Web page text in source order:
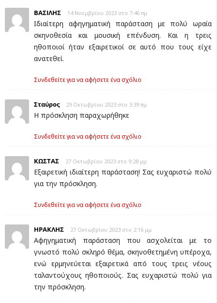
ΒΑΣΙΛΗΣ 14 Νοεμβρίου 2023 στο 7:46 πμ
Ιδιαίτερη αφηγηματική παράσταση με πολύ ωραία
σκηνοθεσία και μουσική επένδυση. Και η τρεις
ηθοποιοί ήταν εξαιρετικοί σε αυτό που τους είχε
ανατεθεί.
Συνδεθείτε για να αφήσετε ένα σχόλιο
Σταύρος 29 Οκτωβρίου 2023 στο 3:39 πμ
Η πρόσκληση παραχωρήθηκε
Συνδεθείτε για να αφήσετε ένα σχόλιο
ΚΩΣΤΑΣ 27 Οκτωβρίου 2023 στο 9:28 μμ
Εξαιρετική ιδιαίτερη παράσταση! Σας ευχαριστώ πολύ
για την πρόσκληση.
Συνδεθείτε για να αφήσετε ένα σχόλιο
ΗΡΑΚΛΗΣ 27 Οκτωβρίου 2023 στο 2:16 μμ
Αφηγηματική παράσταση που ασχολείται με το
γνωστό πολύ σκληρό θέμα, σκηνοθετημένη υπέροχα,
ενώ ερμηνεύεται εξαιρετικά από τους τρεις νέους
ταλαντούχους ηθοποιούς. Σας ευχαριστώ πολύ για
την πρόσκληση.